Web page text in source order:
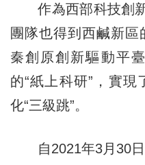
作為西部科技創新
團隊也得到西鹹新區
秦創原創新驅動平
的“紙上科研”，實
化“三級跳”。
自2021年3月30日